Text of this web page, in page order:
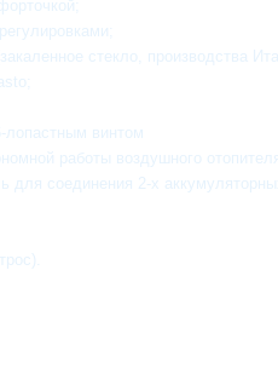
стекло, производства
лопастным винтом
работы воздушного
для соединения 2-х